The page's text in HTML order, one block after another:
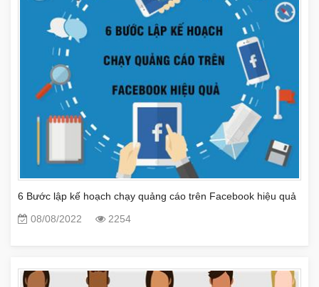
6 Bước lập kế hoạch chạy quảng cáo trên Facebook hiệu quả
08/08/2022
2254